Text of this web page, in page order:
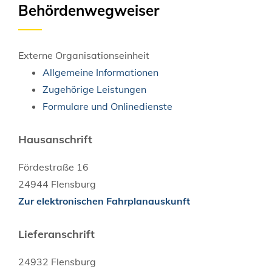
Behördenwegweiser
Externe Organisationseinheit
Allgemeine Informationen
Zugehörige Leistungen
Formulare und Onlinedienste
Hausanschrift
Fördestraße 16
24944 Flensburg
Zur elektronischen Fahrplanauskunft
Lieferanschrift
24932 Flensburg